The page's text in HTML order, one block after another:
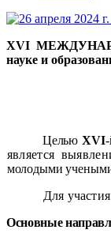
XVI
науке и
ЦельюXVI
является
молодыми учеными
Для
Основные